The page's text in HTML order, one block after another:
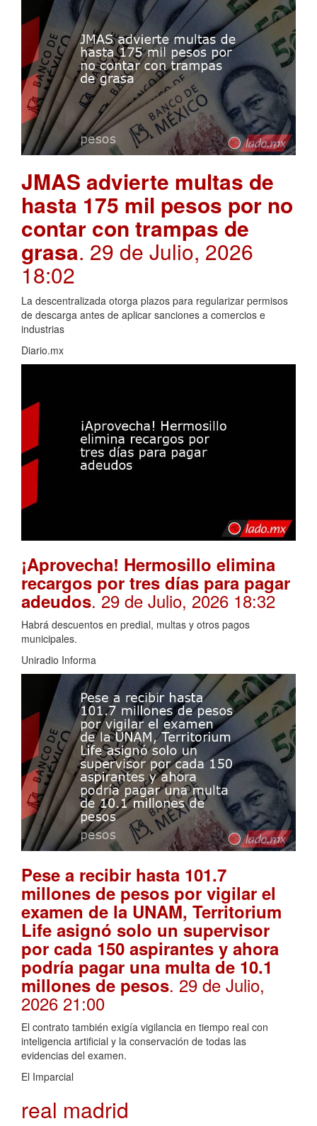
JMAS advierte multas de
hasta 175 mil pesos por no
contar con trampas de
grasa. 29 de Julio, 2026
18:02
La descentralizada otorga plazos para regularizar permisos
de descarga antes de aplicar sanciones a comercios e
industrias
Diario.mx
¡Aprovecha! Hermosillo elimina
recargos por tres días para pagar
adeudos. 29 de Julio, 2026 18:32
Habrá descuentos en predial, multas y otros pagos
municipales.
Uniradio Informa
Pese a recibir hasta 101.7
millones de pesos por vigilar el
examen de la UNAM, Territorium
Life asignó solo un supervisor
por cada 150 aspirantes y ahora
podría pagar una multa de 10.1
millones de pesos. 29 de Julio,
2026 21:00
El contrato también exigía vigilancia en tiempo real con
inteligencia artificial y la conservación de todas las
evidencias del examen.
El Imparcial
real madrid